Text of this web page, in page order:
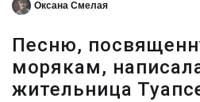
Оксана Смелая
Песню,
морякам,
жительница